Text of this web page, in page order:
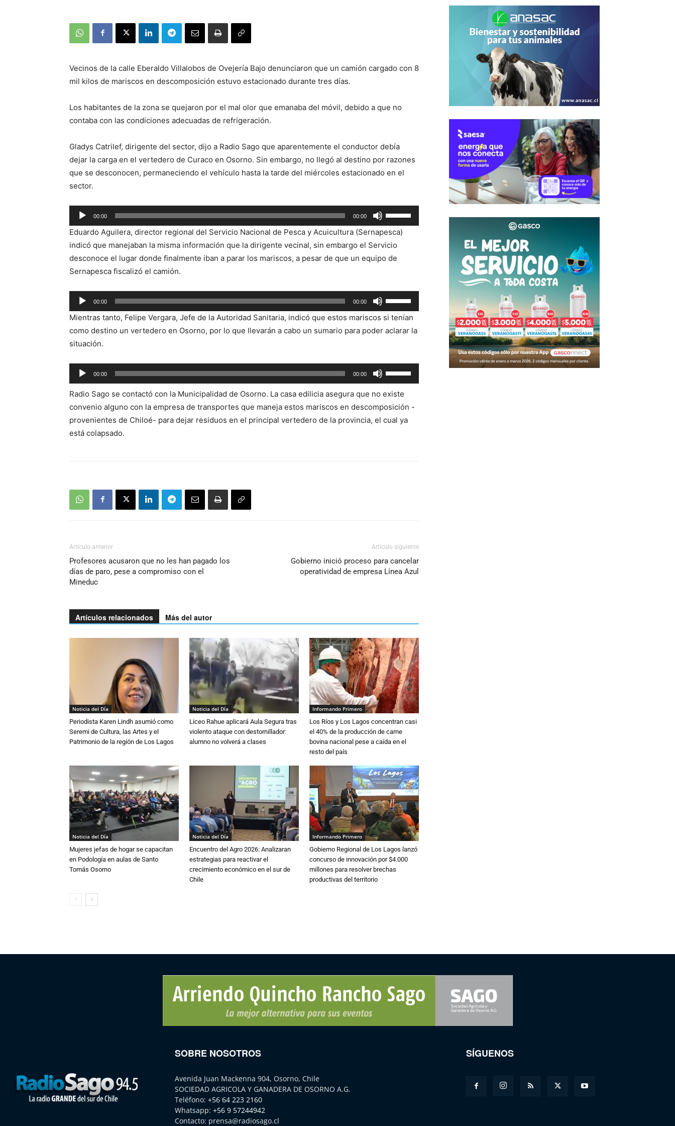
Vecinos de la calle Eberaldo Villalobos de Ovejería Bajo denunciaron que un camión cargado con 8
mil kilos de mariscos en descomposición estuvo estacionado durante tres días.
Los habitantes de la zona se quejaron por el mal olor que emanaba del móvil, debido a que no
contaba con las condiciones adecuadas de refrigeración.
Gladys Catrilef, dirigente del sector, dijo a Radio Sago que aparentemente el conductor debía
dejar la carga en el vertedero de Curaco en Osorno. Sin embargo, no llegó al destino por razones
que se desconocen, permaneciendo el vehículo hasta la tarde del miércoles estacionado en el
sector.
Reproductor
de
audio
00:00 00:00
las
teclas
de
flecha
para
aumentar
o
disminuir
Eduardo Aguilera, director regional del Servicio Nacional de Pesca y Acuicultura (Sernapesca)
indicó que manejaban la misma información que la dirigente vecinal, sin embargo el Servicio
desconoce el lugar donde finalmente iban a parar los mariscos, a pesar de que un equipo de
Sernapesca fiscalizó el camión.
Reproductor
de
audio
00:00 00:00
las
teclas
de
arriba/abajo
para
Mientras tanto, Felipe Vergara, Jefe de la Autoridad Sanitaria, indicó que estos mariscos si tenían
como destino un vertedero en Osorno, por lo que llevarán a cabo un sumario para poder aclarar la
situación.
Reproductor
de
audio
00:00 00:00
las
teclas
de
flecha
Radio Sago se contactó con la Municipalidad de Osorno. La casa edilicia asegura que no existe
convenio alguno con la empresa de transportes que maneja estos mariscos en descomposición -
provenientes de Chiloé- para dejar residuos en el principal vertedero de la provincia, el cual ya
está colapsado.
Artículo anterior
Profesores acusaron que no les han pagado los
días de paro, pese a compromiso con el
Mineduc
Artículo siguiente
Gobierno inició proceso para cancelar
operatividad de empresa Línea Azul
Artículos relacionados Más del autor
Noticia del Día
Periodista Karen Lindh asumió como
Seremi de Cultura, las Artes y el
Patrimonio de la región de Los Lagos
Noticia del Día
Liceo Rahue aplicará Aula Segura tras
violento ataque con destornillador:
alumno no volverá a clases
Informando Primero
Los Ríos y Los Lagos concentran casi
el 40% de la producción de carne
bovina nacional pese a caída en el
resto del país
Noticia del Día
Mujeres jefas de hogar se capacitan
en Podología en aulas de Santo
Tomás Osorno
Noticia del Día
Encuentro del Agro 2026: Analizaran
estrategias para reactivar el
crecimiento económico en el sur de
Chile
Informando Primero
Gobierno Regional de Los Lagos lanzó
concurso de innovación por $4.000
millones para resolver brechas
productivas del territorio
SOBRE NOSOTROS
Avenida Juan Mackenna 904, Osorno, Chile
SOCIEDAD AGRICOLA Y GANADERA DE OSORNO A.G.
Teléfono: +56 64 223 2160
Whatsapp: +56 9 57244942
Contacto: prensa@radiosago.cl
SÍGUENOS